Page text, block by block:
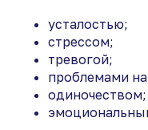
усталостью;
стрессом;
тревогой;
проблемами
одиночеством;